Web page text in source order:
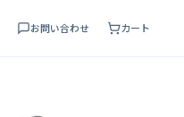
お問い合わせ カート